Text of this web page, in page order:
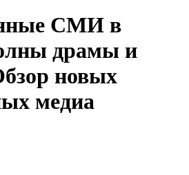
СМИ в
драмы и
новых
медиа